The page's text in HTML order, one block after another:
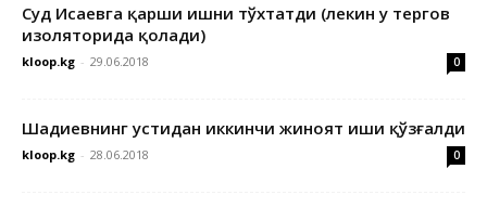
Суд Исаевга қарши ишни тўхтатди (лекин у тергов
изоляторида қолади)
kloop.kg - 29.06.2018 0
Шадиевнинг устидан иккинчи жиноят иши қўзғалди
kloop.kg - 28.06.2018 0